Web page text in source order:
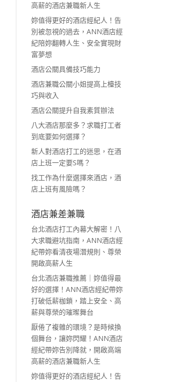
高薪的酒店兼職新人生
妳值得更好的酒店經紀人！告
別被忽視的過去，ANN酒店經
紀陪妳翻轉人生、安全實現財
富夢想
酒店公關具備技巧能力
酒店兼職公關小姐提高上檯技
巧與收入
酒店公關提升自我素質辦法
八大酒店那麼多？求職打工者
到底要如何選擇？
新人對酒店打工的迷思，在酒
店上班一定要S嗎？
找工作為什麼選擇來酒店，酒
店上班有風險嗎？
酒店兼差兼職
台北酒店打工內幕大解密！八
大求職避坑指南，ANN酒店經
紀帶妳看清夜場潛規則、尊榮
開啟高薪人生
台北酒店兼職推薦｜妳值得最
好的選擇！ANN酒店經紀帶妳
打破低薪枷鎖，踏上安全、高
薪與尊榮的璀璨舞台
厭倦了複雜的環境？是時候換
個舞台，讓妳閃耀！ANN酒店
經紀帶妳告別降就，開啟高端
高薪的酒店兼職新人生
妳值得更好的酒店經紀人！告